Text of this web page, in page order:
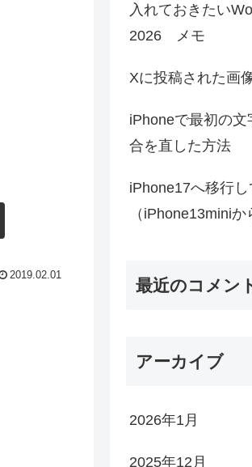
2019.02.01
入れておきたい
2026 メモ
Xに投稿された画
iPhoneで最初の
合を直した方法
iPhone17へ移行
（iPhone13miniか
最近のコメン
アーカイブ
2026年1月
2025年12月